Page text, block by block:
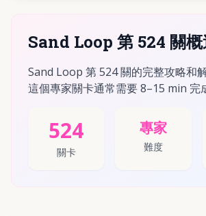
Sand Loop 第 524 關
Sand Loop 第 524 關的完整攻略和
這個專家關卡通常需要 8–15 min 完
524
關卡
專家
難度